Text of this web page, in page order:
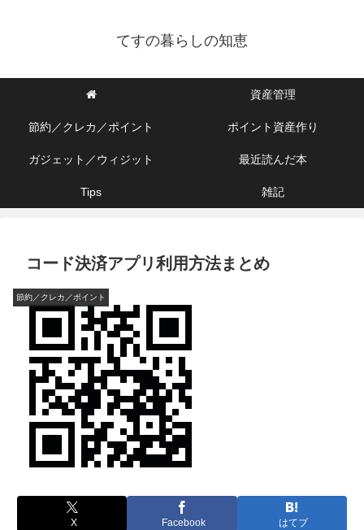
てすの暮らしの知恵
資産管理
節約／クレカ／ポイント ポイント資産作り
ガジェット／ウィジット 最近読んだ本
Tips 雑記
コード決済アプリ利用方法まとめ
節約／クレカ／ポイント
X Facebook はてブ